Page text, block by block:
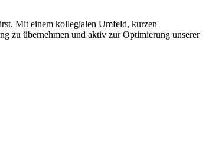
Mit einem kollegialen Umfeld, kurzen
zu übernehmen und aktiv zur Optimierung unserer